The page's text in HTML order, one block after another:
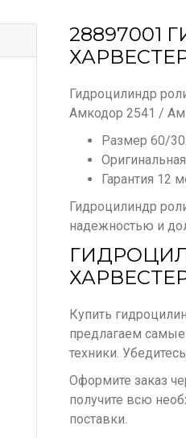
28897001
Гидроцилиндр
Амкодор 2541 /
Размер 60/
Гарантия 12
Гидроцилиндр
надежностью и
Купить
предлагаем самые
техники.
Оформите заказ
получите всю
поставки.